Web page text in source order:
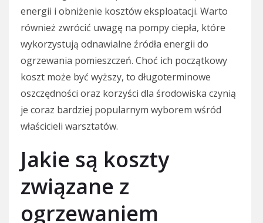
energii i obniżenie kosztów eksploatacji. Warto
również zwrócić uwagę na pompy ciepła, które
wykorzystują odnawialne źródła energii do
ogrzewania pomieszczeń. Choć ich początkowy
koszt może być wyższy, to długoterminowe
oszczędności oraz korzyści dla środowiska czynią
je coraz bardziej popularnym wyborem wśród
właścicieli warsztatów.
Jakie są koszty
związane z
ogrzewaniem